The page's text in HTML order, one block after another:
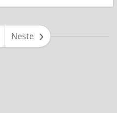
Nesteside